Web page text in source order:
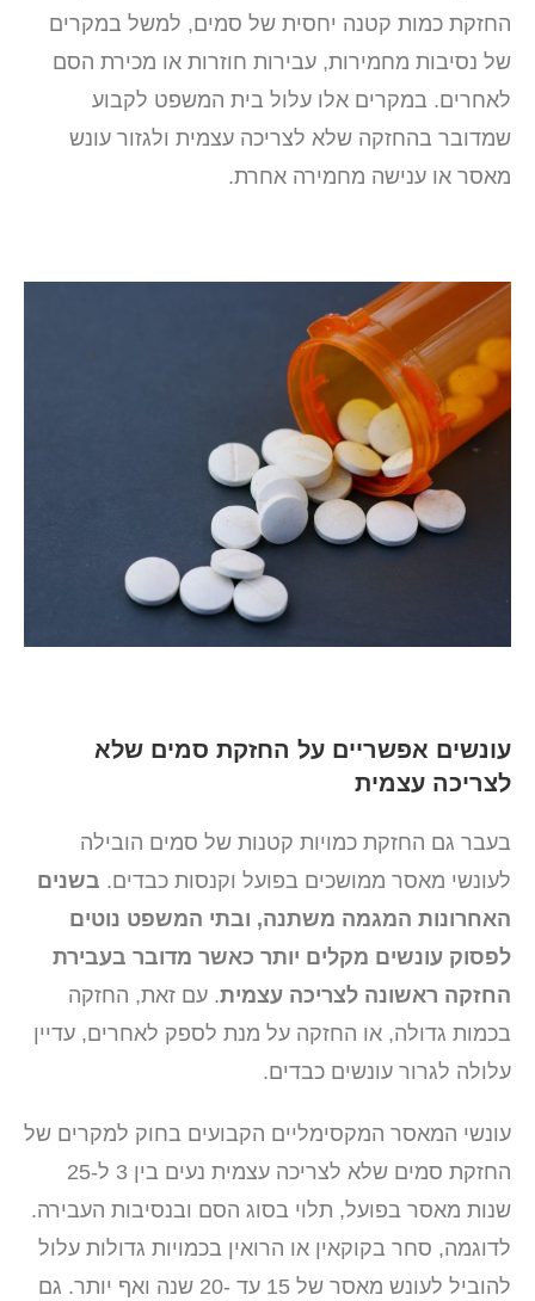
החזקת כמות קטנה יחסית של סמים, למשל במקרים
של נסיבות מחמירות, עבירות חוזרות או מכירת הסם
לאחרים. במקרים אלו עלול בית המשפט לקבוע
שמדובר בהחזקה שלא לצריכה עצמית ולגזור עונש
מאסר או ענישה מחמירה אחרת.
עונשים אפשריים על החזקת סמים שלא
לצריכה עצמית
בעבר גם החזקת כמויות קטנות של סמים הובילה
לעונשי מאסר ממושכים בפועל וקנסות כבדים. בשנים
האחרונות המגמה משתנה, ובתי המשפט נוטים
לפסוק עונשים מקלים יותר כאשר מדובר בעבירת
החזקה ראשונה לצריכה עצמית. עם זאת, החזקה
בכמות גדולה, או החזקה על מנת לספק לאחרים, עדיין
עלולה לגרור עונשים כבדים.
עונשי המאסר המקסימליים הקבועים בחוק למקרים של
החזקת סמים שלא לצריכה עצמית נעים בין 3 ל-25
שנות מאסר בפועל, תלוי בסוג הסם ובנסיבות העבירה.
לדוגמה, סחר בקוקאין או הרואין בכמויות גדולות עלול
להוביל לעונש מאסר של 15 עד -20 שנה ואף יותר. גם